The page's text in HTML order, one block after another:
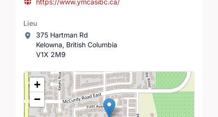
Lieu
375 Hartman Rd
Kelowna, British Columbia
V1X 2M9
Lieu
+
−